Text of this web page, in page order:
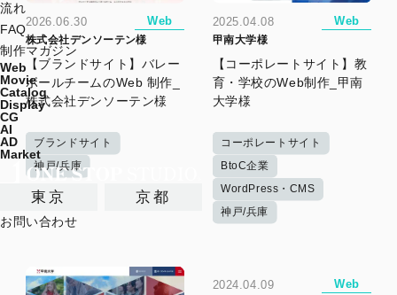
流れ
FAQ
制作マガジン
Web
Movie
Catalog
Display
CG
AI
AD
Market
東京 京都
お問い合わせ
2026.06.30 Web
株式会社デンソーテン様
【ブランドサイト】バレー
ボールチームのWeb 制作_
株式会社デンソーテン様
ブランドサイト
神戸/兵庫
2025.04.08 Web
甲南大学様
【コーポレートサイト】教
育・学校のWeb制作_甲南
大学様
コーポレートサイト
BtoC企業
WordPress・CMS
神戸/兵庫
2024.04.09 Web